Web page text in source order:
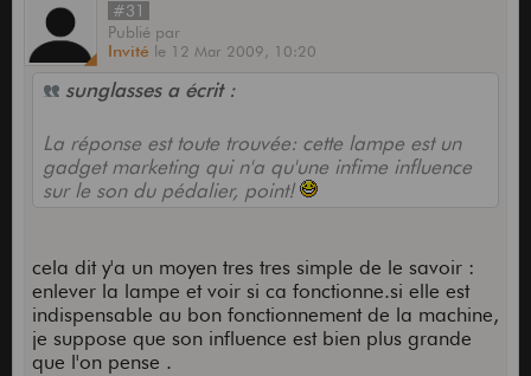
#31
Publié par
Invité le 12 Mar 2009, 10:20
sunglasses a écrit :
La réponse est toute trouvée: cette lampe est un
gadget marketing qui n'a qu'une infime influence
sur le son du pédalier, point!
cela dit y'a un moyen tres tres simple de le savoir :
enlever la lampe et voir si ca fonctionne.si elle est
indispensable au bon fonctionnement de la machine,
je suppose que son influence est bien plus grande
que l'on pense .